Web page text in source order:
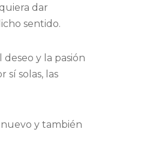
dar
sentido.
y la pasión
sí solas, las
y también